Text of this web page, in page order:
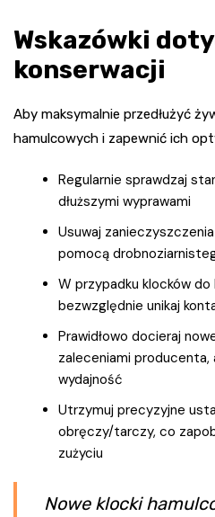
Wskazówki
konserwacji
Aby maksymalnie przedłużyć
hamulcowych i zapewnić ich
Regularnie sprawdzaj
dłuższymi wyprawami
Usuwaj
pomocą
W przypadku klocków
bezwzględnie unikaj
Prawidłowo docieraj
zaleceniami
wydajność
Utrzymuj precyzyjne
obręczy/tarczy, co
zużyciu
Nowe klocki